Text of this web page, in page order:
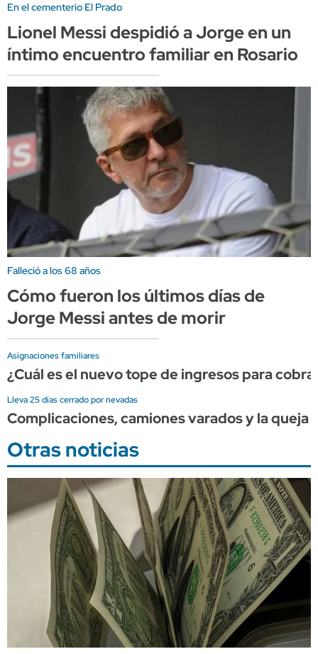
En el cementerio El Prado
Lionel Messi despidió a Jorge en un
íntimo encuentro familiar en Rosario
Falleció a los 68 años
Cómo fueron los últimos días de
Jorge Messi antes de morir
Asignaciones familiares
¿Cuál es el nuevo tope de ingresos para
Lleva 25 días cerrado por nevadas
Complicaciones, camiones varados y la
Otras noticias